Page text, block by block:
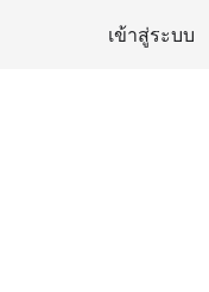
เข้าสู่ระบบ